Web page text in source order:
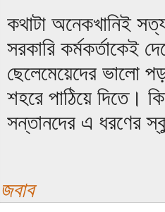
কথাটা অনেকখানিই
সরকারি কর্মকর্তাকেই
ছেলেমেয়েদের ভালো
শহরে পাঠিয়ে দিতে।
সন্তানদের এ ধরণের
জবাব